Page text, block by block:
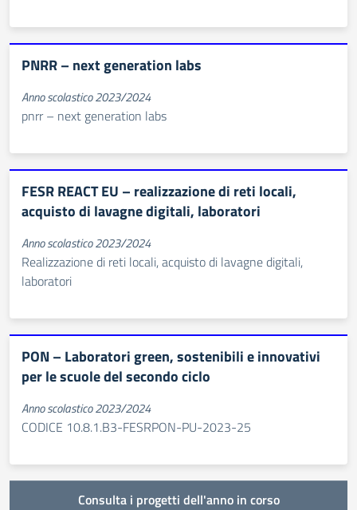
PNRR – next generation labs
Anno scolastico 2023/2024
pnrr – next generation labs
FESR REACT EU – realizzazione di reti locali,
acquisto di lavagne digitali, laboratori
Anno scolastico 2023/2024
Realizzazione di reti locali, acquisto di lavagne digitali,
laboratori
PON – Laboratori green, sostenibili e innovativi
per le scuole del secondo ciclo
Anno scolastico 2023/2024
CODICE 10.8.1.B3-FESRPON-PU-2023-25
Consulta i progetti dell'anno in corso